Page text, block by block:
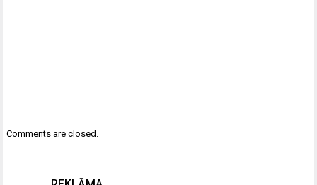
Comments are closed.